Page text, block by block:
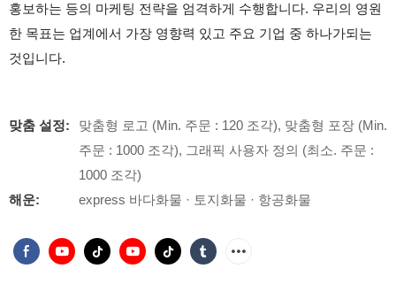
홍보하는 등의 마케팅 전략을 엄격하게 수행합니다. 우리의 영원
한 목표는 업계에서 가장 영향력 있고 주요 기업 중 하나가되는
것입니다.
맞춤 설정:
맞춤형 로고 (Min. 주문 : 120 조각), 맞춤형 포장 (Min.
주문 : 1000 조각), 그래픽 사용자 정의 (최소. 주문 :
1000 조각)
해운:
express 바다화물 · 토지화물 · 항공화물